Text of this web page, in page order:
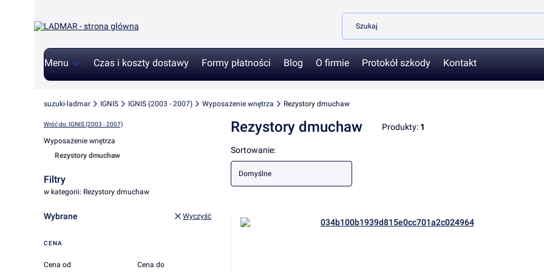
Menu Czas i koszty dostawy Formy płatności Blog O firmie Protokół szkody Kontakt
suzuki-ladmar IGNIS IGNIS (2003 - 2007) Wyposażenie wnętrza Rezystory dmuchaw
Wróć do: IGNIS (2003 - 2007)
Wyposażenie wnętrza
Rezystory dmuchaw
Filtry
w kategorii: Rezystory dmuchaw
Wybrane Wyczyść
CENA
Cena od Cena do
Rezystory dmuchaw Produkty: 1
Lista produktów
Sortowanie:
Domyślne